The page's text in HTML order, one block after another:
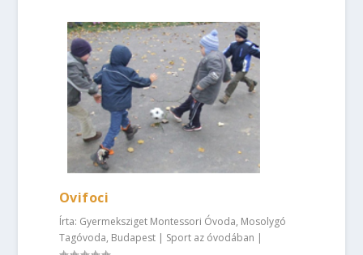
Ovifoci
Írta: Gyermeksziget Montessori Óvoda, Mosolygó
Tagóvoda, Budapest| Sport az óvodában |